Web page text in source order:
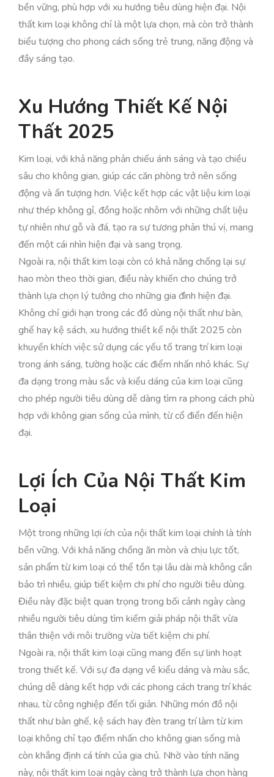
bền vững, phù hợp với xu hướng tiêu dùng hiện đại. Nội
thất kim loại không chỉ là một lựa chọn, mà còn trở thành
biểu tượng cho phong cách sống trẻ trung, năng động và
đầy sáng tạo.
Xu Hướng Thiết Kế Nội
Thất 2025
Kim loại, với khả năng phản chiếu ánh sáng và tạo chiều
sâu cho không gian, giúp các căn phòng trở nên sống
động và ấn tượng hơn. Việc kết hợp các vật liệu kim loại
như thép không gỉ, đồng hoặc nhôm với những chất liệu
tự nhiên như gỗ và đá, tạo ra sự tương phản thú vị, mang
đến một cái nhìn hiện đại và sang trọng.
Ngoài ra, nội thất kim loại còn có khả năng chống lại sự
hao mòn theo thời gian, điều này khiến cho chúng trở
thành lựa chọn lý tưởng cho những gia đình hiện đại.
Không chỉ giới hạn trong các đồ dùng nội thất như bàn,
ghế hay kệ sách, xu hướng thiết kế nội thất 2025 còn
khuyến khích việc sử dụng các yếu tố trang trí kim loại
trong ánh sáng, tường hoặc các điểm nhấn nhỏ khác. Sự
đa dạng trong màu sắc và kiểu dáng của kim loại cũng
cho phép người tiêu dùng dễ dàng tìm ra phong cách phù
hợp với không gian sống của mình, từ cổ điển đến hiện
đại.
Lợi Ích Của Nội Thất Kim
Loại
Một trong những lợi ích của nội thất kim loại chính là tính
bền vững. Với khả năng chống ăn mòn và chịu lực tốt,
sản phẩm từ kim loại có thể tồn tại lâu dài mà không cần
bảo trì nhiều, giúp tiết kiệm chi phí cho người tiêu dùng.
Điều này đặc biệt quan trọng trong bối cảnh ngày càng
nhiều người tiêu dùng tìm kiếm giải pháp nội thất vừa
thân thiện với môi trường vừa tiết kiệm chi phí.
Ngoài ra, nội thất kim loại cũng mang đến sự linh hoạt
trong thiết kế. Với sự đa dạng về kiểu dáng và màu sắc,
chúng dễ dàng kết hợp với các phong cách trang trí khác
nhau, từ công nghiệp đến tối giản. Những món đồ nội
thất như bàn ghế, kệ sách hay đèn trang trí làm từ kim
loại không chỉ tạo điểm nhấn cho không gian sống mà
còn khẳng định cá tính của gia chủ. Nhờ vào tính năng
này, nội thất kim loại ngày càng trở thành lựa chọn hàng